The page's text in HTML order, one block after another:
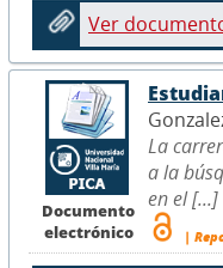
Ver
Documento
electrónico
La
a la
en el [...]
|